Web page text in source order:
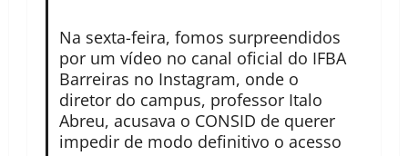
Na sexta-feira, fomos surpreendidos
por um vídeo no canal oficial do IFBA
Barreiras no Instagram, onde o
diretor do campus, professor Italo
Abreu, acusava o CONSID de querer
impedir de modo definitivo o acesso